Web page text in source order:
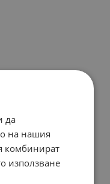
да
на нашия
комбинират
използване